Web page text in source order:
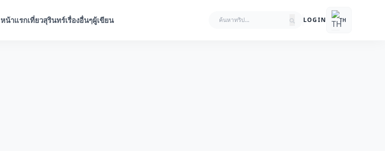
หน้าแรกเที่ยวสุรินทร์เรื่องอื่นๆผู้เขียน LOGIN TH